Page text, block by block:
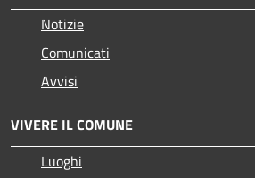
Notizie
Comunicati
Avvisi
VIVERE IL COMUNE
Luoghi